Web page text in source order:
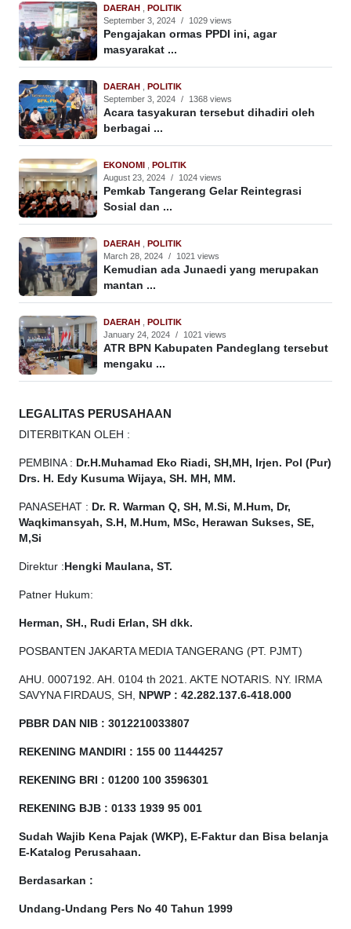
DAERAH
POLITIK
September 3, 2024 / 1029 views
Pengajakan ormas PPDI ini, agar
masyarakat ...
DAERAH
POLITIK
September 3, 2024 / 1368 views
Acara tasyakuran tersebut dihadiri oleh
berbagai ...
EKONOMI
POLITIK
August 23, 2024 / 1024 views
Pemkab Tangerang Gelar Reintegrasi
Sosial dan ...
DAERAH
POLITIK
March 28, 2024 / 1021 views
Kemudian ada Junaedi yang merupakan
mantan ...
DAERAH
POLITIK
January 24, 2024 / 1021 views
ATR BPN Kabupaten Pandeglang tersebut
mengaku ...
LEGALITAS PERUSAHAAN
DITERBITKAN OLEH :
PEMBINA : Dr.H.Muhamad Eko Riadi, SH,MH, Irjen. Pol (Pur)
Drs. H. Edy Kusuma Wijaya, SH. MH, MM.
PANASEHAT : Dr. R. Warman Q, SH, M.Si, M.Hum, Dr,
Waqkimansyah, S.H, M.Hum, MSc, Herawan Sukses, SE,
M,Si
Direktur : Hengki Maulana, ST.
Patner Hukum:
Herman, SH., Rudi Erlan, SH dkk.
POSBANTEN JAKARTA MEDIA TANGERANG (PT. PJMT)
AHU. 0007192. AH. 0104 th 2021. AKTE NOTARIS. NY. IRMA
SAVYNA FIRDAUS, SH, NPW P : 42.282.137.6-418.000
PBBR DAN NIB : 3012210033807
REKENING MANDIRI : 155 00 11444257
REKENING BRI : 01200 100 3596301
REKENING BJB : 0133 1939 95 001
Sudah Wajib Kena Pajak (WKP), E-Faktur dan Bisa belanja
E-Katalog Perusahaan.
Berdasarkan :
Undang-Undang Pers No 40 Tahun 1999